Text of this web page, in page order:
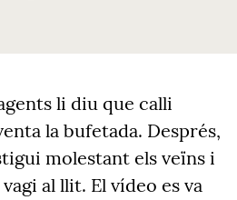
li diu que calli
la bufetada. Després,
molestant els veïns i
al llit. El vídeo es va